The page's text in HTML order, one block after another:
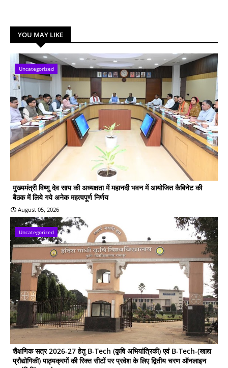
YOU MAY LIKE
Uncategorized
मुख्यमंत्री विष्णु देव साय की अध्यक्षता में महानदी भवन में आयोजित कैबिनेट की
बैठक में लिये गये अनेक महत्वपूर्ण निर्णय
August 05, 2026
Uncategorized
शैक्षणिक सत्र 2026-27 हेतु B-Tech (कृषि अभियांत्रिकी) एवं B-Tech-(खाद्य
प्रौद्योगिकी) पाठ्यक्रमों की रिक्त सीटों पर प्रवेश के लिए द्वितीय चरण ऑनलाइन